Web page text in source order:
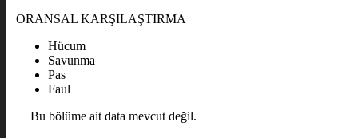
ORANSAL KARŞILAŞTIRMA
Hücum
Savunma
Pas
Faul
Bu bölüme ait data mevcut değil.